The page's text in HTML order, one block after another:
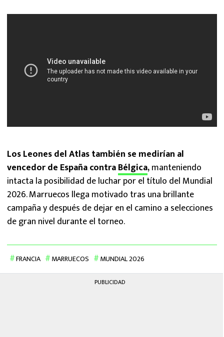
Los Leones del Atlas también se medirían al
vencedor de España contraBélgica,manteniendo
intacta la posibilidad de luchar por el título del Mundial
2026. Marruecos llega motivado tras una brillante
campaña y después de dejar en el camino a selecciones
de gran nivel durante el torneo.
FRANCIA MARRUECOS MUNDIAL 2026
PUBLICIDAD